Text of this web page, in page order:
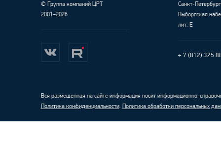
© Группа компаний ЦРТ
2001–2026
Санкт-Петербург
Выборгская
лит. Е
+ 7 (812) 325
Вся размещенная на сайте информация носит информационно-
Политика конфиденциальности. Политика обработки персональных